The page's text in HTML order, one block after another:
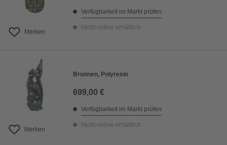
Merken
Verfügbarkeit im Markt prüfen
Nicht online erhältlich
Merken
Brunnen, Polyresin
699,00 €
Verfügbarkeit im Markt prüfen
Nicht online erhältlich